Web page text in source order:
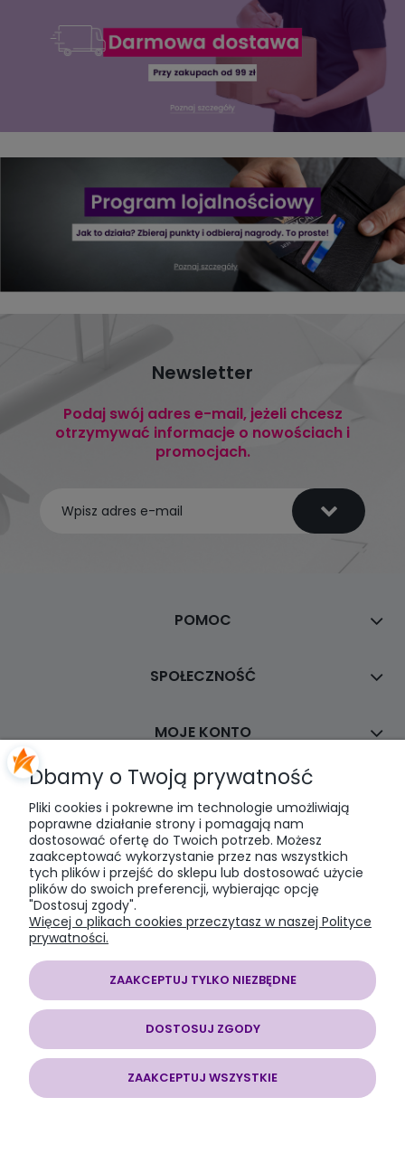
Newsletter
Podaj swój adres e-mail, jeżeli chcesz
otrzymywać informacje o nowościach i
promocjach.
POMOC
SPOŁECZNOŚĆ
MOJE KONTO
PŁATNOŚCI I DOSTAWA
INFORMACJE
O NAS
SOMAP sklep modelarski| al. Jana Pawła II 28, 43-100 Tychy, woj.
śląskie | E-mail:
| NIP:
6462056771 REGON: 240730965
Dbamy o Twoją prywatność
Pliki cookies i pokrewne im technologie umożliwiają
poprawne działanie strony i pomagają nam
dostosować ofertę do Twoich potrzeb. Możesz
zaakceptować wykorzystanie przez nas wszystkich
tych plików i przejść do sklepu lub dostosować użycie
plików do swoich preferencji, wybierając opcję
"Dostosuj zgody".
Więcej o plikach cookies przeczytasz w naszej Polityce
prywatności.
ZAAKCEPTUJ TYLKO NIEZBĘDNE
DOSTOSUJ ZGODY
ZAAKCEPTUJ WSZYSTKIE